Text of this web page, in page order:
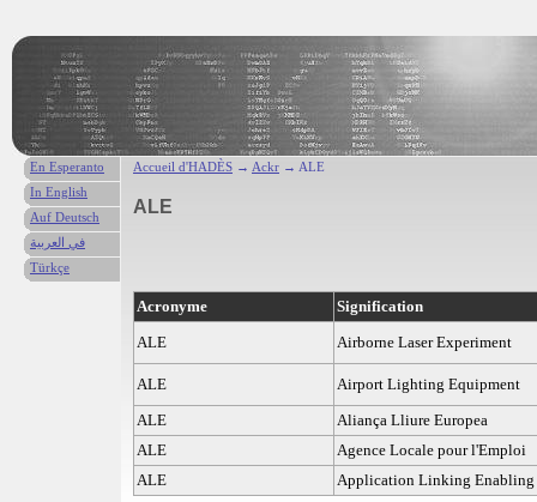
Accueil d'HADÈS → Ackr → ALE
ALE
Acronyme
Signification
ALE
Airborne Laser Experiment
ALE
Airport Lighting Equipment
ALE
Aliança Lliure Europea
ALE
Agence Locale pour l'Emploi
ALE
Application Linking Enabling
En Esperanto
In English
Auf Deutsch
في العربية
Türkçe